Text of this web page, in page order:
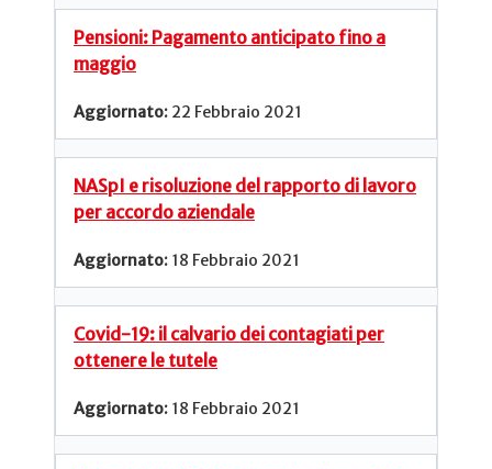
Pensioni: Pagamento anticipato fino a
maggio
22 Febbraio 2021
NASpI e risoluzione del rapporto di lavoro
per accordo aziendale
18 Febbraio 2021
Covid-19: il calvario dei contagiati per
ottenere le tutele
18 Febbraio 2021